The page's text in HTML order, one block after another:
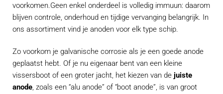
voorkomen.Geen enkel onderdeel is volledig immuun: daarom
blijven controle, onderhoud en tijdige vervanging belangrijk. In
ons assortiment vind je anoden voor elk type schip.
Zo voorkom je galvanische corrosie als je een goede anode
geplaatst hebt. Of je nu eigenaar bent van een kleine
vissersboot of een groter jacht, het kiezen van de juiste
anode, zoals een “alu anode” of “boot anode”, is van groot